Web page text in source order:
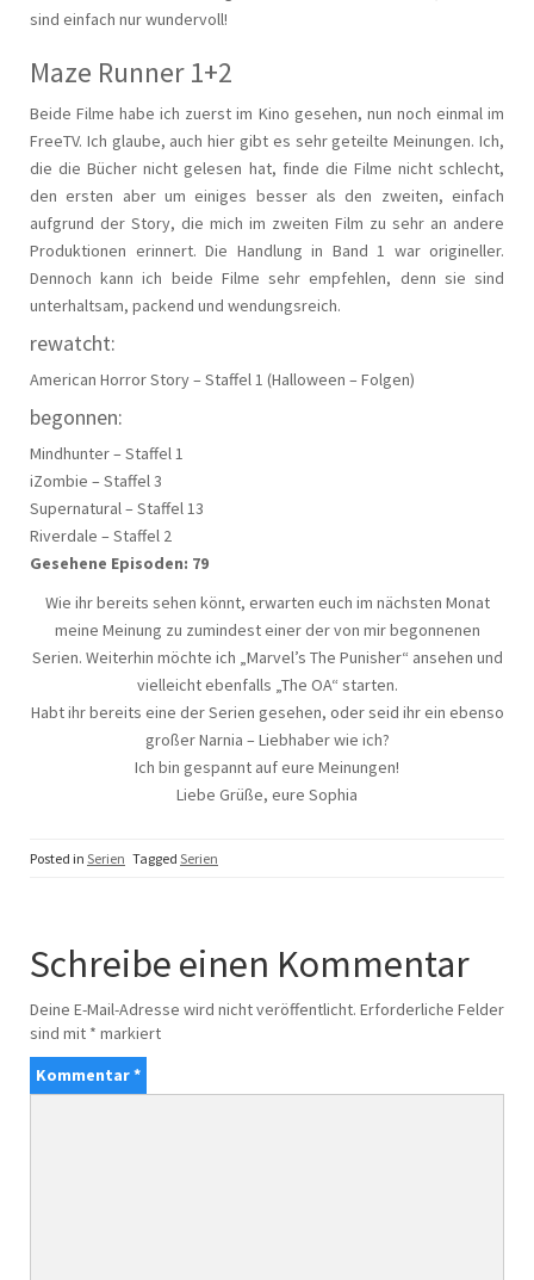
sind einfach nur wundervoll!
Maze Runner 1+2
Beide Filme habe ich zuerst im Kino gesehen, nun noch einmal im
FreeTV. Ich glaube, auch hier gibt es sehr geteilte Meinungen. Ich,
die die Bücher nicht gelesen hat, finde die Filme nicht schlecht,
den ersten aber um einiges besser als den zweiten, einfach
aufgrund der Story, die mich im zweiten Film zu sehr an andere
Produktionen erinnert. Die Handlung in Band 1 war origineller.
Dennoch kann ich beide Filme sehr empfehlen, denn sie sind
unterhaltsam, packend und wendungsreich.
rewatcht:
American Horror Story – Staffel 1 (Halloween – Folgen)
begonnen:
Mindhunter – Staffel 1
iZombie – Staffel 3
Supernatural – Staffel 13
Riverdale – Staffel 2
Gesehene Episoden: 79
Wie ihr bereits sehen könnt, erwarten euch im nächsten Monat
meine Meinung zu zumindest einer der von mir begonnenen
Serien. Weiterhin möchte ich „Marvel’s The Punisher“ ansehen und
vielleicht ebenfalls „The OA“ starten.
Habt ihr bereits eine der Serien gesehen, oder seid ihr ein ebenso
großer Narnia – Liebhaber wie ich?
Ich bin gespannt auf eure Meinungen!
Liebe Grüße, eure Sophia
Posted in Serien Tagged Serien
Schreibe einen Kommentar
Deine E-Mail-Adresse wird nicht veröffentlicht. Erforderliche Felder
sind mit * markiert
Kommentar*